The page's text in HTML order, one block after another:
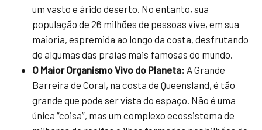
um vasto e árido deserto. No entanto, sua
população de 26 milhões de pessoas vive, em sua
maioria, espremida ao longo da costa, desfrutando
de algumas das praias mais famosas do mundo.
O Maior Organismo Vivo do Planeta: A Grande
Barreira de Coral, na costa de Queensland, é tão
grande que pode ser vista do espaço. Não é uma
única “coisa”, mas um complexo ecossistema de